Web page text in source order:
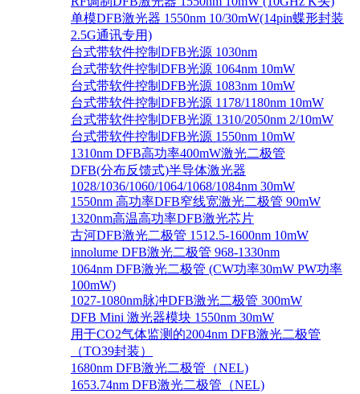
单模DFB激光器 1550nm 10/30mW(14pin蝶形封装
2.5G通讯专用)
台式带软件控制DFB光源 1030nm
台式带软件控制DFB光源 1064nm 10mW
台式带软件控制DFB光源 1083nm 10mW
台式带软件控制DFB光源 1178/1180nm 10mW
台式带软件控制DFB光源 1310/2050nm 2/10mW
台式带软件控制DFB光源 1550nm 10mW
1310nm DFB高功率400mW激光二极管
DFB(分布反馈式)半导体激光器
1028/1036/1060/1064/1068/1084nm 30mW
1550nm 高功率DFB窄线宽激光二极管 90mW
1320nm高温高功率DFB激光芯片
古河DFB激光二极管 1512.5-1600nm 10mW
innolume DFB激光二极管 968-1330nm
1064nm DFB激光二极管 (CW功率30mW PW功率
100mW)
1027-1080nm脉冲DFB激光二极管 300mW
DFB Mini 激光器模块 1550nm 30mW
用于CO2气体监测的2004nm DFB激光二极管
（TO39封装）
1680nm DFB激光二极管（NEL)
1653.74nm DFB激光二极管（NEL)